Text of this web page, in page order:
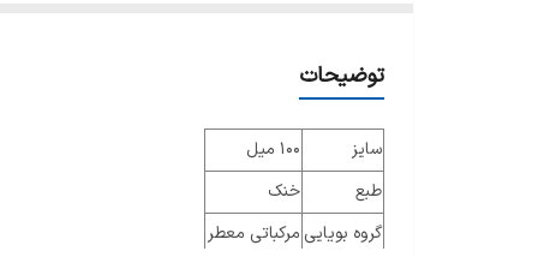
توضیحات
سایز
100 میل
طبع
خنک
گروه بویایی مرکباتی معطر